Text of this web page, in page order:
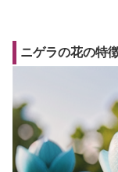
ニゲラの花の特